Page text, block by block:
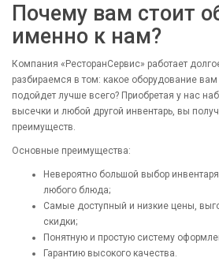
Почему вам стоит
именно к нам?
Компания «РесторанСервис» работает
разбираемся в том: какое оборудование
подойдет лучше всего? Приобретая у нас
высечки и любой другой инвентарь, вы
преимуществ.
Основные преимущества:
Невероятно большой выбор
любого блюда;
Самые доступный и низкие цены,
скидки;
Понятную и простую систему
Гарантию высокого качества.